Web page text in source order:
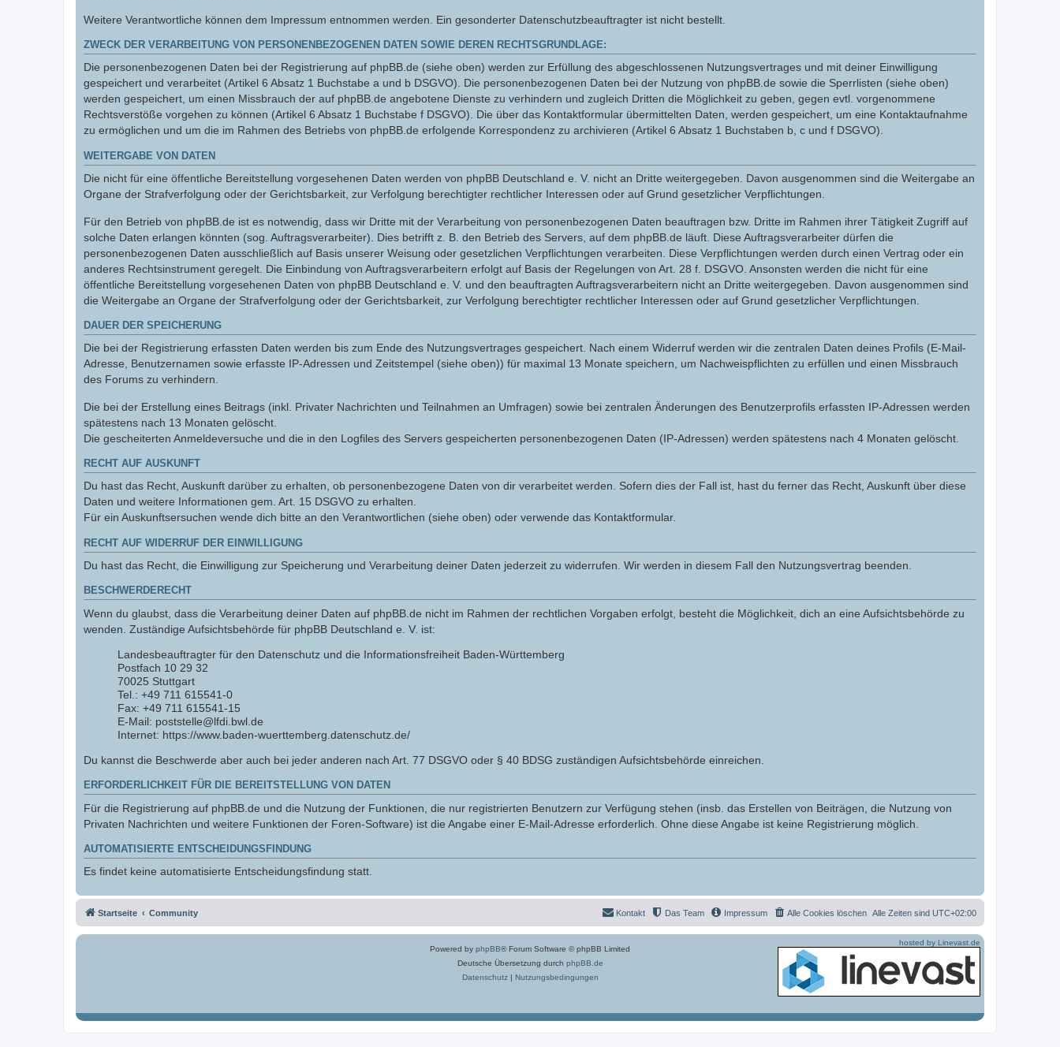
Weitere Verantwortliche können dem Impressum entnommen werden. Ein gesonderter Datenschutzbeauftragter ist nicht bestellt.
ZWECK DER VERARBEITUNG VON PERSONENBEZOGENEN DATEN SOWIE DEREN RECHTSGRUNDLAGE:
Die personenbezogenen Daten bei der Registrierung auf phpBB.de (siehe oben) werden zur Erfüllung des abgeschlossenen Nutzungsvertrages und mit deiner Einwilligung
gespeichert und verarbeitet (Artikel 6 Absatz 1 Buchstabe a und b DSGVO). Die personenbezogenen Daten bei der Nutzung von phpBB.de sowie die Sperrlisten (siehe oben)
werden gespeichert, um einen Missbrauch der auf phpBB.de angebotene Dienste zu verhindern und zugleich Dritten die Möglichkeit zu geben, gegen evtl. vorgenommene
Rechtsverstöße vorgehen zu können (Artikel 6 Absatz 1 Buchstabe f DSGVO). Die über das Kontaktformular übermittelten Daten, werden gespeichert, um eine Kontaktaufnahme
zu ermöglichen und um die im Rahmen des Betriebs von phpBB.de erfolgende Korrespondenz zu archivieren (Artikel 6 Absatz 1 Buchstaben b, c und f DSGVO).
WEITERGABE VON DATEN
Die nicht für eine öffentliche Bereitstellung vorgesehenen Daten werden von phpBB Deutschland e. V. nicht an Dritte weitergegeben. Davon ausgenommen sind die Weitergabe an
Organe der Strafverfolgung oder der Gerichtsbarkeit, zur Verfolgung berechtigter rechtlicher Interessen oder auf Grund gesetzlicher Verpflichtungen.
Für den Betrieb von phpBB.de ist es notwendig, dass wir Dritte mit der Verarbeitung von personenbezogenen Daten beauftragen bzw. Dritte im Rahmen ihrer Tätigkeit Zugriff auf
solche Daten erlangen könnten (sog. Auftragsverarbeiter). Dies betrifft z. B. den Betrieb des Servers, auf dem phpBB.de läuft. Diese Auftragsverarbeiter dürfen die
personenbezogenen Daten ausschließlich auf Basis unserer Weisung oder gesetzlichen Verpflichtungen verarbeiten. Diese Verpflichtungen werden durch einen Vertrag oder ein
anderes Rechtsinstrument geregelt. Die Einbindung von Auftragsverarbeitern erfolgt auf Basis der Regelungen von Art. 28 f. DSGVO. Ansonsten werden die nicht für eine
öffentliche Bereitstellung vorgesehenen Daten von phpBB Deutschland e. V. und den beauftragten Auftragsverarbeitern nicht an Dritte weitergegeben. Davon ausgenommen sind
die Weitergabe an Organe der Strafverfolgung oder der Gerichtsbarkeit, zur Verfolgung berechtigter rechtlicher Interessen oder auf Grund gesetzlicher Verpflichtungen.
DAUER DER SPEICHERUNG
Die bei der Registrierung erfassten Daten werden bis zum Ende des Nutzungsvertrages gespeichert. Nach einem Widerruf werden wir die zentralen Daten deines Profils (E-Mail-
Adresse, Benutzernamen sowie erfasste IP-Adressen und Zeitstempel (siehe oben)) für maximal 13 Monate speichern, um Nachweispflichten zu erfüllen und einen Missbrauch
des Forums zu verhindern.
Die bei der Erstellung eines Beitrags (inkl. Privater Nachrichten und Teilnahmen an Umfragen) sowie bei zentralen Änderungen des Benutzerprofils erfassten IP-Adressen werden
spätestens nach 13 Monaten gelöscht.
Die gescheiterten Anmeldeversuche und die in den Logfiles des Servers gespeicherten personenbezogenen Daten (IP-Adressen) werden spätestens nach 4 Monaten gelöscht.
RECHT AUF AUSKUNFT
Du hast das Recht, Auskunft darüber zu erhalten, ob personenbezogene Daten von dir verarbeitet werden. Sofern dies der Fall ist, hast du ferner das Recht, Auskunft über diese
Daten und weitere Informationen gem. Art. 15 DSGVO zu erhalten.
Für ein Auskunftsersuchen wende dich bitte an den Verantwortlichen (siehe oben) oder verwende das Kontaktformular.
RECHT AUF WIDERRUF DER EINWILLIGUNG
Du hast das Recht, die Einwilligung zur Speicherung und Verarbeitung deiner Daten jederzeit zu widerrufen. Wir werden in diesem Fall den Nutzungsvertrag beenden.
BESCHWERDERECHT
Wenn du glaubst, dass die Verarbeitung deiner Daten auf phpBB.de nicht im Rahmen der rechtlichen Vorgaben erfolgt, besteht die Möglichkeit, dich an eine Aufsichtsbehörde zu
wenden. Zuständige Aufsichtsbehörde für phpBB Deutschland e. V. ist:
Landesbeauftragter für den Datenschutz und die Informationsfreiheit Baden-Württemberg
Postfach 10 29 32
70025 Stuttgart
Tel.: +49 711 615541-0
Fax: +49 711 615541-15
E-Mail: poststelle@lfdi.bwl.de
Internet: https://www.baden-wuerttemberg.datenschutz.de/
Du kannst die Beschwerde aber auch bei jeder anderen nach Art. 77 DSGVO oder § 40 BDSG zuständigen Aufsichtsbehörde einreichen.
ERFORDERLICHKEIT FÜR DIE BEREITSTELLUNG VON DATEN
Für die Registrierung auf phpBB.de und die Nutzung der Funktionen, die nur registrierten Benutzern zur Verfügung stehen (insb. das Erstellen von Beiträgen, die Nutzung von
Privaten Nachrichten und weitere Funktionen der Foren-Software) ist die Angabe einer E-Mail-Adresse erforderlich. Ohne diese Angabe ist keine Registrierung möglich.
AUTOMATISIERTE ENTSCHEIDUNGSFINDUNG
Es findet keine automatisierte Entscheidungsfindung statt.
Startseite Community Alle Zeiten sind UTC+02:00
Alle Cookies löschen
Impressum
Das Team
Kontakt
Powered by phpBB® Forum Software © phpBB Limited
Deutsche Übersetzung durch phpBB.de
Datenschutz| Nutzungsbedingungen
hosted by Linevast.de